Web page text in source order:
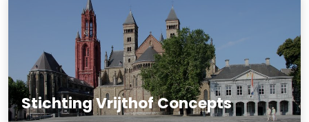
Stichting Vrijthof Concepts